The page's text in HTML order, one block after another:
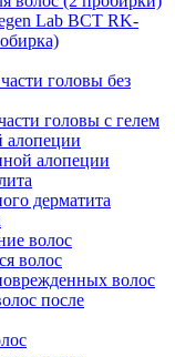
Lab BCT RK-
головы без
головы с гелем
алопеции
алопеции
дерматита
волос
волос
волос
после